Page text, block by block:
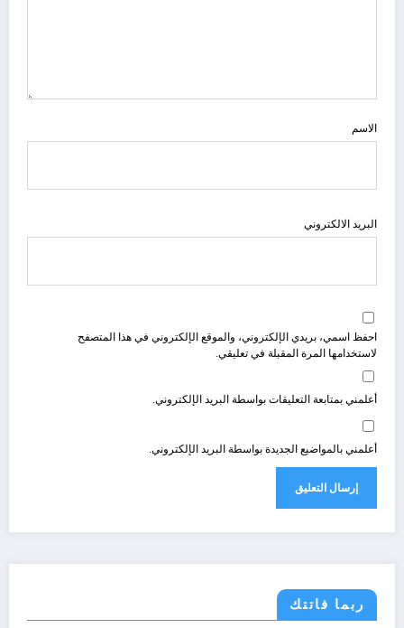
الاسم
البريد الالكتروني
احفظ اسمي، بريدي الإلكتروني، والموقع الإلكتروني في هذا المتصفح
لاستخدامها المرة المقبلة في تعليقي.
أعلمني بمتابعة التعليقات بواسطة البريد الإلكتروني.
أعلمني بالمواضيع الجديدة بواسطة البريد الإلكتروني.
ربما فاتتك